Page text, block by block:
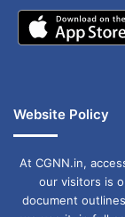
लीग की
सन्धु जैसे सितारे
आईपीएल की
मिलेगी।
Website Policy
At CGNN.in,
our visitors is
document